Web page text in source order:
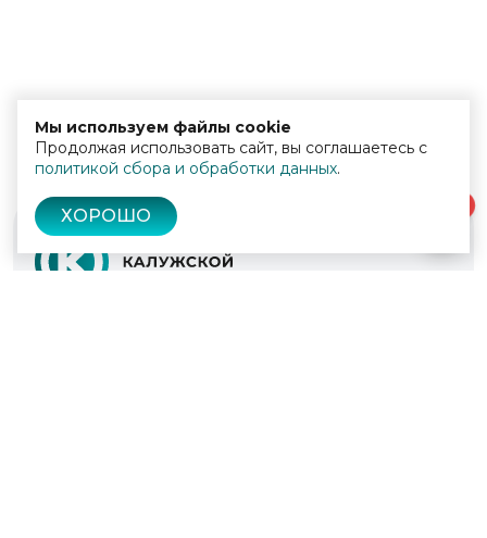
Мы используем файлы cookie
Продолжая использовать сайт, вы соглашаетесь с
политикой сбора и обработки данных.
ХОРОШО